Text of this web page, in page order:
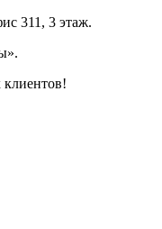
311, 3 этаж.
клиентов!